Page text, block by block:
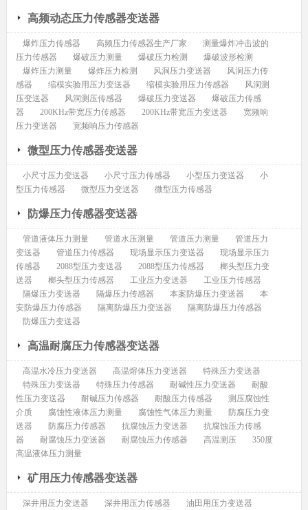
高频动态压力传感器变送器
爆炸压力传感器 高频压力传感器生产厂家
测量爆炸冲击波的
压力传感器
爆破压力测量 爆破压力检测
爆破波形检测
爆炸压力测量
爆炸压力检测 风洞压力变送器
风洞压力传
感器
缩模实验用压力变送器 缩模实验用压力传感器
风洞测
压变送器
风洞测压传感器 爆破压力变送器
爆破压力传感
器
200KHz带宽压力传感器 200KHz带宽压力变送器
宽频响
压力变送器
宽频响压力传感器
微型压力传感器变送器
小尺寸压力变送器 小尺寸压力传感器 小型压力变送器
小
型压力传感器
微型压力变送器 微型压力传感器
防爆压力传感器变送器
管道液体压力测量 管道水压测量 管道压力测量
管道压力
变送器
管道压力传感器 现场显示压力变送器
现场显示压力
传感器
2088型压力变送器 2088型压力传感器
榔头型压力变
送器
榔头型压力传感器 工业压力变送器
工业压力传感器
隔爆压力变送器
隔爆压力传感器 本案防爆压力变送器
本
安防爆压力传感器
隔离防爆压力变送器
隔离防爆压力传感器
防爆压力变送器
高温耐腐压力传感器变送器
高温水冷压力变送器 高温熔体压力变送器
特殊压力变送器
特殊压力变送器
特殊压力传感器 耐碱性压力变送器
耐酸
性压力变送器
耐碱压力传感器 耐酸压力传感器
测压腐蚀性
介质
腐蚀性液体压力测量 腐蚀性气体压力测量
防腐压力变
送器
防腐压力传感器 抗腐蚀压力变送器
抗腐蚀压力传感
器
耐腐蚀压力变送器 耐腐蚀压力传感器 高温测压
350度
高温液体压力测量
矿用压力传感器变送器
深井用压力变送器 深井用压力传感器
油田用压力变送器